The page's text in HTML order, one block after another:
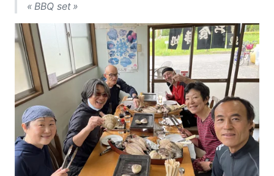
« BBQ set »